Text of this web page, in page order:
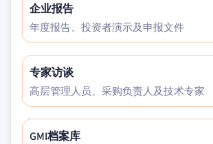
企业报告
年度报告、投资者演示及申报文件
专家访谈
高层管理人员、采购负责人及技术专家
GMI档案库